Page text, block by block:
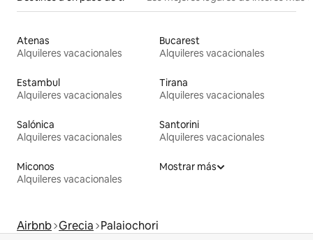
Atenas
Alquileres vacacionales
Bucarest
Alquileres vacacionales
Estambul
Alquileres vacacionales
Tirana
Alquileres vacacionales
Salónica
Alquileres vacacionales
Santorini
Alquileres vacacionales
Miconos
Alquileres vacacionales
Mostrar más
Airbnb Grecia Palaiochori